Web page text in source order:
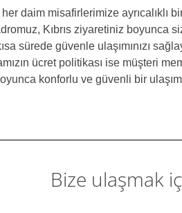
daim misafirlerimize ayrıcalıklı
Kıbrıs ziyaretiniz boyunca
sürede güvenle ulaşımınızı
ücret politikası ise müşteri
konforlu ve güvenli bir
Bize ulaşmak